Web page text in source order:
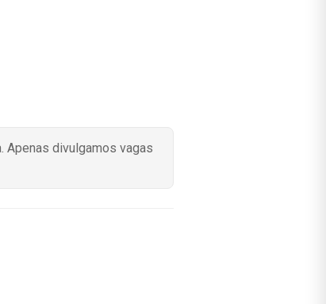
Apenas divulgamos vagas